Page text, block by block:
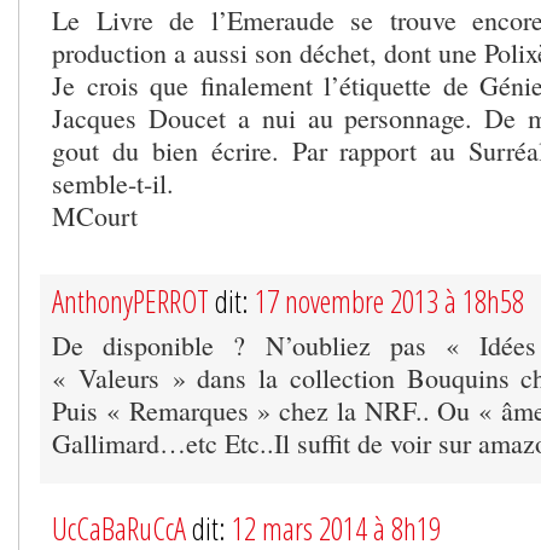
Le Livre de l’Emeraude se trouve
production a aussi son déchet, dont une
Je crois que finalement l’étiquette de
Jacques Doucet a nui au personnage. De
gout du bien écrire. Par rapport au
semble-t-il.
MCourt
AnthonyPERROTdit: 17 novembre 2013 à 18h58
De disponible ? N’oubliez pas «
« Valeurs » dans la collection Bouquins
Puis « Remarques » chez la NRF.. Ou «
Gallimard…etc Etc..Il suffit de voir sur
UcCaBaRuCcAdit: 12 mars 2014 à 8h19